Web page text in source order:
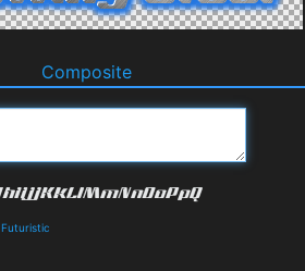
Composite
Futuristic